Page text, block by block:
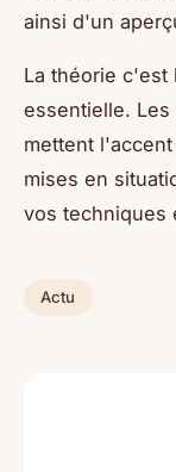
ainsi d'un
La théorie c'est
essentielle.
mettent
mises en
vos techniques
Actu